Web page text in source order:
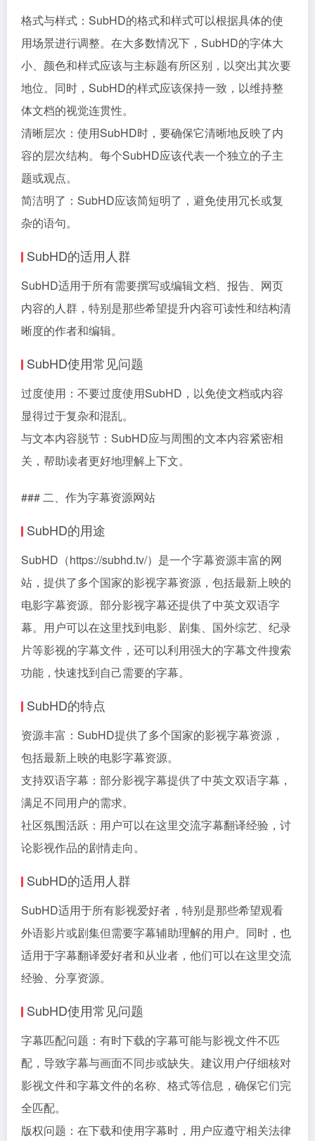
格式与样式：SubHD的格式和样式可以根据具体的使
用场景进行调整。在大多数情况下，SubHD的字体大
小、颜色和样式应该与主标题有所区别，以突出其次要
地位。同时，SubHD的样式应该保持一致，以维持整
体文档的视觉连贯性。
清晰层次：使用SubHD时，要确保它清晰地反映了内
容的层次结构。每个SubHD应该代表一个独立的子主
题或观点。
简洁明了：SubHD应该简短明了，避免使用冗长或复
杂的语句。
SubHD的适用人群
SubHD适用于所有需要撰写或编辑文档、报告、网页
内容的人群，特别是那些希望提升内容可读性和结构清
晰度的作者和编辑。
SubHD使用常见问题
过度使用：不要过度使用SubHD，以免使文档或内容
显得过于复杂和混乱。
与文本内容脱节：SubHD应与周围的文本内容紧密相
关，帮助读者更好地理解上下文。
### 二、作为字幕资源网站
SubHD的用途
SubHD（https://subhd.tv/）是一个字幕资源丰富的网
站，提供了多个国家的影视字幕资源，包括最新上映的
电影字幕资源。部分影视字幕还提供了中英文双语字
幕。用户可以在这里找到电影、剧集、国外综艺、纪录
片等影视的字幕文件，还可以利用强大的字幕文件搜索
功能，快速找到自己需要的字幕。
SubHD的特点
资源丰富：SubHD提供了多个国家的影视字幕资源，
包括最新上映的电影字幕资源。
支持双语字幕：部分影视字幕提供了中英文双语字幕，
满足不同用户的需求。
社区氛围活跃：用户可以在这里交流字幕翻译经验，讨
论影视作品的剧情走向。
SubHD的适用人群
SubHD适用于所有影视爱好者，特别是那些希望观看
外语影片或剧集但需要字幕辅助理解的用户。同时，也
适用于字幕翻译爱好者和从业者，他们可以在这里交流
经验、分享资源。
SubHD使用常见问题
字幕匹配问题：有时下载的字幕可能与影视文件不匹
配，导致字幕与画面不同步或缺失。建议用户仔细核对
影视文件和字幕文件的名称、格式等信息，确保它们完
全匹配。
版权问题：在下载和使用字幕时，用户应遵守相关法律